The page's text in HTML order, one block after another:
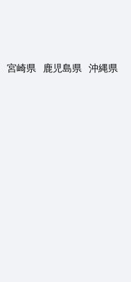
宮崎県 鹿児島県 沖縄県